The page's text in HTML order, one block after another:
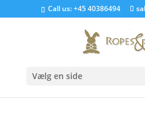
Call us:+45 40386494
Vælg en side